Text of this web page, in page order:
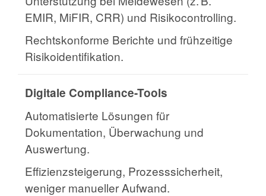
EMIR, MiFIR, CRR) und Risikocontrolling.
Rechtskonforme Berichte und frühzeitige
Risikoidentifikation.
Digitale Compliance-Tools
Automatisierte Lösungen für
Dokumentation, Überwachung und
Auswertung.
Effizienzsteigerung, Prozesssicherheit,
weniger manueller Aufwand.